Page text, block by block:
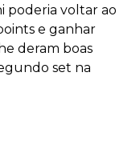
poderia voltar ao
e ganhar
deram boas
set na